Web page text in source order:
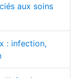
aux soins
: infection,